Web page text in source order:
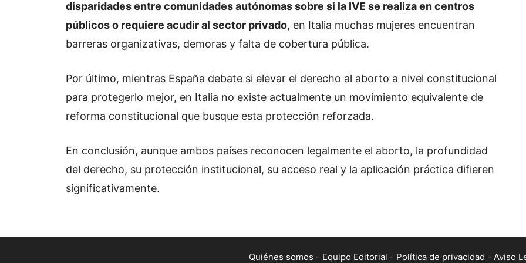
disparidades entre comunidades autónomas sobre si la IVE se realiza en centros
públicos o requiere acudir al sector privado, en Italia muchas mujeres encuentran
barreras organizativas, demoras y falta de cobertura pública.
Por último, mientras España debate si elevar el derecho al aborto a nivel constitucional
para protegerlo mejor, en Italia no existe actualmente un movimiento equivalente de
reforma constitucional que busque esta protección reforzada.
En conclusión, aunque ambos países reconocen legalmente el aborto, la profundidad
del derecho, su protección institucional, su acceso real y la aplicación práctica difieren
significativamente.
Quiénes somos - Equipo Editorial - Política de privacidad - Aviso